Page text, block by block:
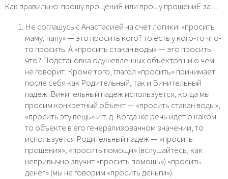
Как правильно: прошу прощениЯ или прошу прощениЕ за. . .
Не соглашусь с Анастасией на счет логики: «просить
маму, папу» — это просить кого? то есть у кого-то что-
то просить. А «просить стакан воды» — это просить
что? Подстановка одушевленных объектов ни о чем
не говорит. Кроме того, глагол «просить» принимает
после себя как Родительный, так и Винительный
падеж. Винительный падеж используется, когда мы
просим конкретный объект — «просить стакан воды»,
«просить эту вещь» и т. д. Когда же речь идет о каком-
то объекте в его генерализованном значении, то
используется Родительный падеж — «просить
прощения», «просить помощи» (вслушайтесь, как
непривычно звучит «просить помощь») «просить
денег» (мы не говорим «просить деньги»).